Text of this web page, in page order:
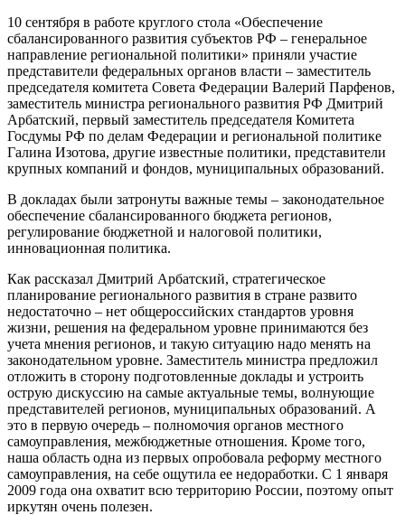
10 сентября в работе круглого стола «Обеспечение
сбалансированного развития субъектов РФ – генеральное
направление региональной политики» приняли участие
представители федеральных органов власти – заместитель
председателя комитета Совета Федерации Валерий Парфенов,
заместитель министра регионального развития РФ Дмитрий
Арбатский, первый заместитель председателя Комитета
Госдумы РФ по делам Федерации и региональной политике
Галина Изотова, другие известные политики, представители
крупных компаний и фондов, муниципальных образований.
В докладах были затронуты важные темы – законодательное
обеспечение сбалансированного бюджета регионов,
регулирование бюджетной и налоговой политики,
инновационная политика.
Как рассказал Дмитрий Арбатский, стратегическое
планирование регионального развития в стране развито
недостаточно – нет общероссийских стандартов уровня
жизни, решения на федеральном уровне принимаются без
учета мнения регионов, и такую ситуацию надо менять на
законодательном уровне. Заместитель министра предложил
отложить в сторону подготовленные доклады и устроить
острую дискуссию на самые актуальные темы, волнующие
представителей регионов, муниципальных образований. А
это в первую очередь – полномочия органов местного
самоуправления, межбюджетные отношения. Кроме того,
наша область одна из первых опробовала реформу местного
самоуправления, на себе ощутила ее недоработки. С 1 января
2009 года она охватит всю территорию России, поэтому опыт
иркутян очень полезен.